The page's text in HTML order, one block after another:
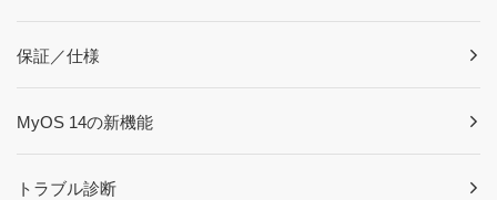
保証／仕様
MyOS 14の新機能
トラブル診断